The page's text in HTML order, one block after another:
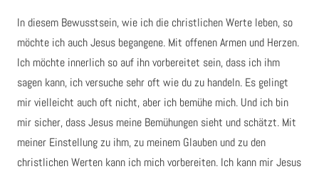
In diesem Bewusstsein, wie ich die christlichen Werte leben, so
möchte ich auch Jesus begangene. Mit offenen Armen und Herzen.
Ich möchte innerlich so auf ihn vorbereitet sein, dass ich ihm
sagen kann, ich versuche sehr oft wie du zu handeln. Es gelingt
mir vielleicht auch oft nicht, aber ich bemühe mich. Und ich bin
mir sicher, dass Jesus meine Bemühungen sieht und schätzt. Mit
meiner Einstellung zu ihm, zu meinem Glauben und zu den
christlichen Werten kann ich mich vorbereiten. Ich kann mir Jesus